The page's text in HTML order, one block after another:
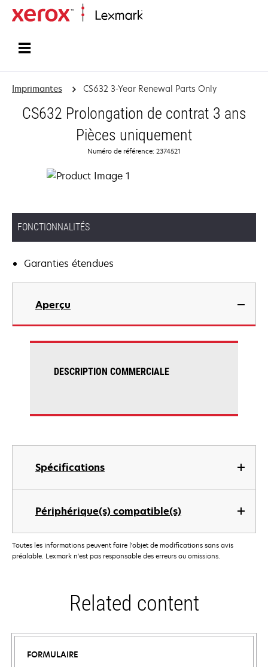
Imprimantes CS632 3-Year Renewal Parts Only
CS632 Prolongation de contrat 3 ans
Pièces uniquement
Numéro de référence: 2374521
FONCTIONNALITÉS
Garanties étendues
Aperçu
Spécifications
Périphérique(s) compatible(s)
DESCRIPTION COMMERCIALE
Toutes les informations peuvent faire l'objet de modifications sans avis
préalable. Lexmark n'est pas responsable des erreurs ou omissions.
Related content
FORMULAIRE